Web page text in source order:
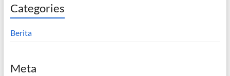
Categories
Berita
Meta